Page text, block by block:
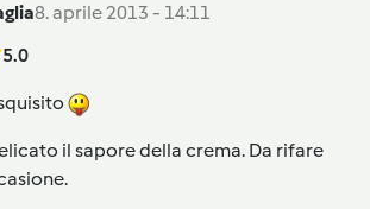
8. aprile 2013 - 14:11
5.0
il sapore della crema. Da rifare